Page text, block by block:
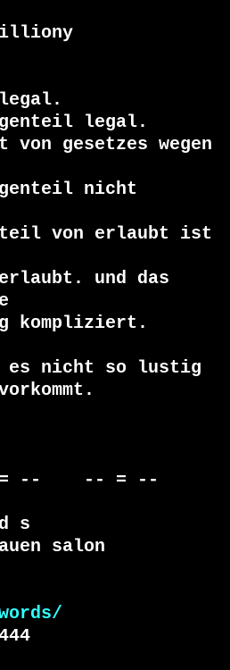
legal.
gesetzes wegen
nicht
von erlaubt ist
und das
kompliziert.
es nicht so lustig
= --    -- = --
s
salon